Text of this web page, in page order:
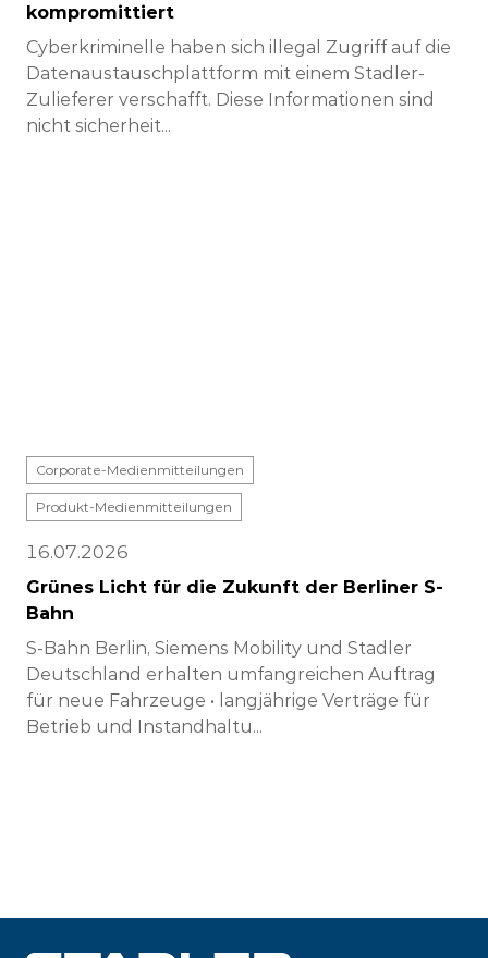
kompromittiert
Cyberkriminelle haben sich illegal Zugriff auf die
Datenaustauschplattform mit einem Stadler-
Zulieferer verschafft. Diese Informationen sind
nicht sicherheit...
Corporate-Medienmitteilungen
Produkt-Medienmitteilungen
16.07.2026
Grünes Licht für die Zukunft der Berliner S-
Bahn
S-Bahn Berlin, Siemens Mobility und Stadler
Deutschland erhalten umfangreichen Auftrag
für neue Fahrzeuge • langjährige Verträge für
Betrieb und Instandhaltu...